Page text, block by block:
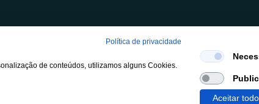
de crédito a título acessório e com exclusividade (registo BdP 2314.)
Política de privacidade
de conteúdos, utilizamos alguns Cookies.
Aceitar